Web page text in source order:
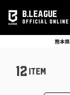
B.LEAGUE
OFFICIAL ONLINE
熊本
12 ITEM